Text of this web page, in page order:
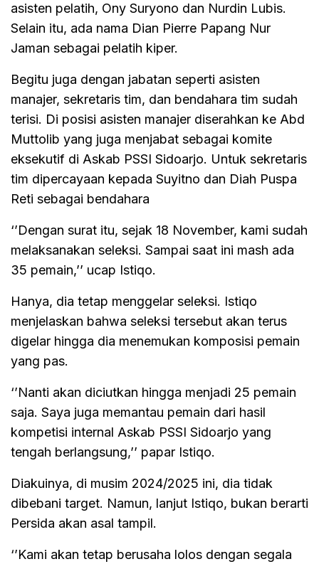
asisten pelatih, Ony Suryono dan Nurdin Lubis.
Selain itu, ada nama Dian Pierre Papang Nur
Jaman sebagai pelatih kiper.
Begitu juga dengan jabatan seperti asisten
manajer, sekretaris tim, dan bendahara tim sudah
terisi. Di posisi asisten manajer diserahkan ke Abd
Muttolib yang juga menjabat sebagai komite
eksekutif di Askab PSSI Sidoarjo. Untuk sekretaris
tim dipercayaan kepada Suyitno dan Diah Puspa
Reti sebagai bendahara
‘’Dengan surat itu, sejak 18 November, kami sudah
melaksanakan seleksi. Sampai saat ini mash ada
35 pemain,’’ ucap Istiqo.
Hanya, dia tetap menggelar seleksi. Istiqo
menjelaskan bahwa seleksi tersebut akan terus
digelar hingga dia menemukan komposisi pemain
yang pas.
‘’Nanti akan diciutkan hingga menjadi 25 pemain
saja. Saya juga memantau pemain dari hasil
kompetisi internal Askab PSSI Sidoarjo yang
tengah berlangsung,’’ papar Istiqo.
Diakuinya, di musim 2024/2025 ini, dia tidak
dibebani target. Namun, lanjut Istiqo, bukan berarti
Persida akan asal tampil.
‘’Kami akan tetap berusaha lolos dengan segala